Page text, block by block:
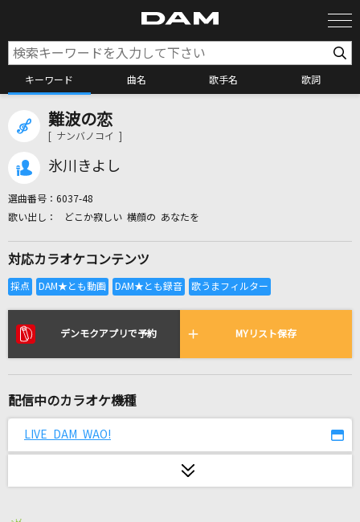
キーワード 曲名 歌手名 歌詞
全国りれき
リアルタイムで歌われている曲の一覧
予知夢
[生音]若者のすべて
難波の恋
[ ナンバノコイ ]
氷川きよし
選曲番号： 6037-48
どこか寂しい 横顔の あなたを
対応カラオケコンテンツ
デンモクアプリで予約 MYリスト保存
配信中のカラオケ機種
LIVE DAM WAO!